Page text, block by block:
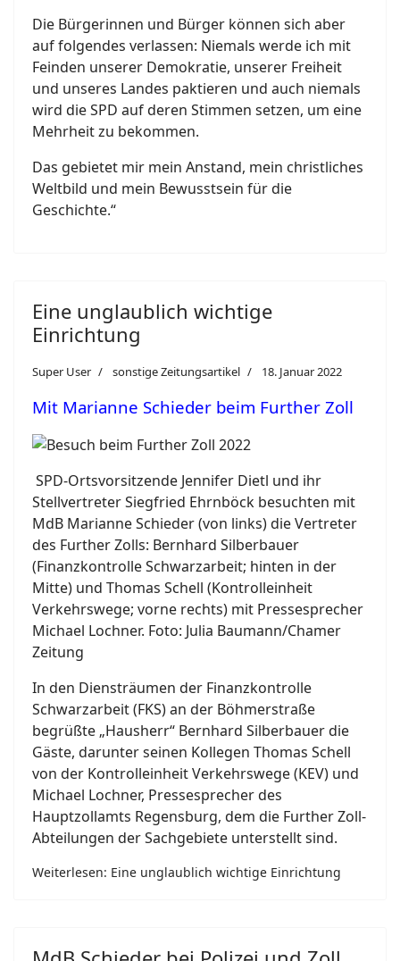
Die Bürgerinnen und Bürger können sich aber
auf folgendes verlassen: Niemals werde ich mit
Feinden unserer Demokratie, unserer Freiheit
und unseres Landes paktieren und auch niemals
wird die SPD auf deren Stimmen setzen, um eine
Mehrheit zu bekommen.
Das gebietet mir mein Anstand, mein christliches
Weltbild und mein Bewusstsein für die
Geschichte.“
Eine unglaublich wichtige
Einrichtung
Super User sonstige Zeitungsartikel 18. Januar 2022
Mit Marianne Schieder beim Further Zoll
SPD-Ortsvorsitzende Jennifer Dietl und ihr
Stellvertreter Siegfried Ehrnböck besuchten mit
MdB Marianne Schieder (von links) die Vertreter
des Further Zolls: Bernhard Silberbauer
(Finanzkontrolle Schwarzarbeit; hinten in der
Mitte) und Thomas Schell (Kontrolleinheit
Verkehrswege; vorne rechts) mit Pressesprecher
Michael Lochner. Foto: Julia Baumann/Chamer
Zeitung
In den Diensträumen der Finanzkontrolle
Schwarzarbeit (FKS) an der Böhmerstraße
begrüßte „Hausherr“ Bernhard Silberbauer die
Gäste, darunter seinen Kollegen Thomas Schell
von der Kontrolleinheit Verkehrswege (KEV) und
Michael Lochner, Pressesprecher des
Hauptzollamts Regensburg, dem die Further Zoll-
Abteilungen der Sachgebiete unterstellt sind.
Weiterlesen: Eine unglaublich wichtige Einrichtung